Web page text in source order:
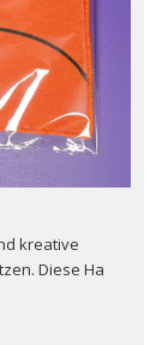
kreative
Diese Ha